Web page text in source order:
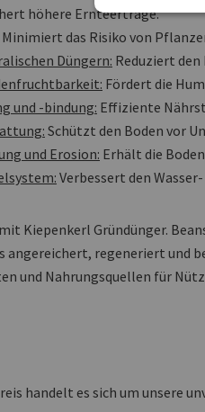
höhere Ernteerträge.
Minimiert das Risiko von
Düngern: Reduziert
Fördert die
und -bindung: Effiziente
Schützt den Boden vor
und Erosion: Erhält die
Verbessert den
Kiepenkerl Gründünger.
regeneriert und
und Nahrungsquellen für
handelt es sich um unsere